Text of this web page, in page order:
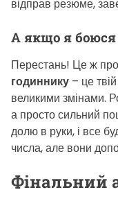
відправ резюме,
А якщо я боюся
Перестань! Це ж
годиннику – це
великими змінами.
а просто сильний
долю в руки, і все
числа, але вони
Фінальний